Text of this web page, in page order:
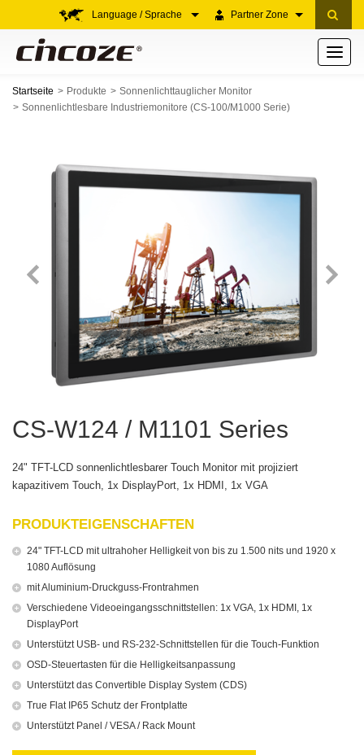
Partner Zone
Language / Sprache
Toggle
Startseite Produkte
Sonnenlichttauglicher Monitor
Sonnenlichtlesbare Industriemonitore (CS-100/M1000 Serie)
CS-W124 / M1101 Series
24" TFT-LCD sonnenlichtlesbarer Touch Monitor mit projiziert
kapazitivem Touch, 1x DisplayPort, 1x HDMI, 1x VGA
PRODUKTEIGENSCHAFTEN
24" TFT-LCD mit ultrahoher Helligkeit von bis zu 1.500 nits und 1920 x
1080 Auflösung
mit Aluminium-Druckguss-Frontrahmen
Verschiedene Videoeingangsschnittstellen: 1x VGA, 1x HDMI, 1x
DisplayPort
Unterstützt USB- und RS-232-Schnittstellen für die Touch-Funktion
OSD-Steuertasten für die Helligkeitsanpassung
Unterstützt das Convertible Display System (CDS)
True Flat IP65 Schutz der Frontplatte
Unterstützt Panel / VESA / Rack Mount